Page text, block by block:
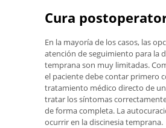
Cura
En la mayoría de los casos, las
atención de seguimiento para la
temprana son muy limitadas.
el paciente debe contar primero
tratamiento médico directo de
tratar los síntomas
de forma completa. La
ocurrir en la discinesia temprana.